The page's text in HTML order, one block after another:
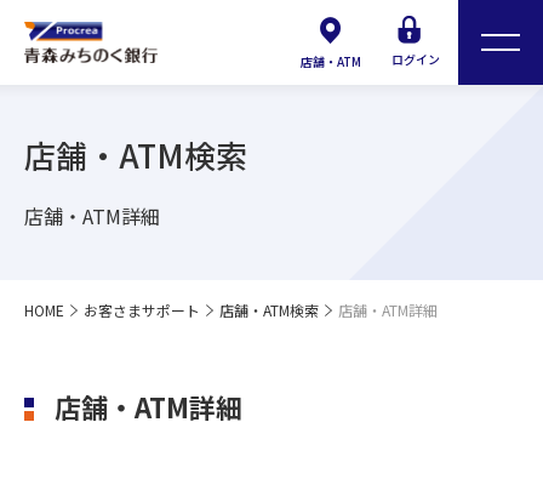
店舗・ATM ログイン
店舗・ATM検索
店舗・ATM詳細
HOME お客さまサポート 店舗・ATM検索 店舗・ATM詳細
店舗・ATM詳細